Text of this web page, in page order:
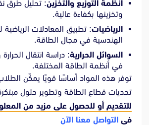
أنظمة التوزيع والتخزين: تحليل طرق
وتخزينها بكفاءة عالية.
الرياضيات: تطبيق المعادلات
الهندسية في مجال الطاقة.
السوائل الحرارية: دراسة انتقال
في أنظمة الطاقة المختلفة.
توفر هذه المواد أساسًا قويًا يمكّن
تحديات قطاع الطاقة وتطوير حلول
للتقديم أو للحصول على مزيد من
في التواصل معنا الآن